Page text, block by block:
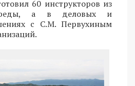
60 инструкторов из
среды, а в деловых и
с С.М. Первухиным